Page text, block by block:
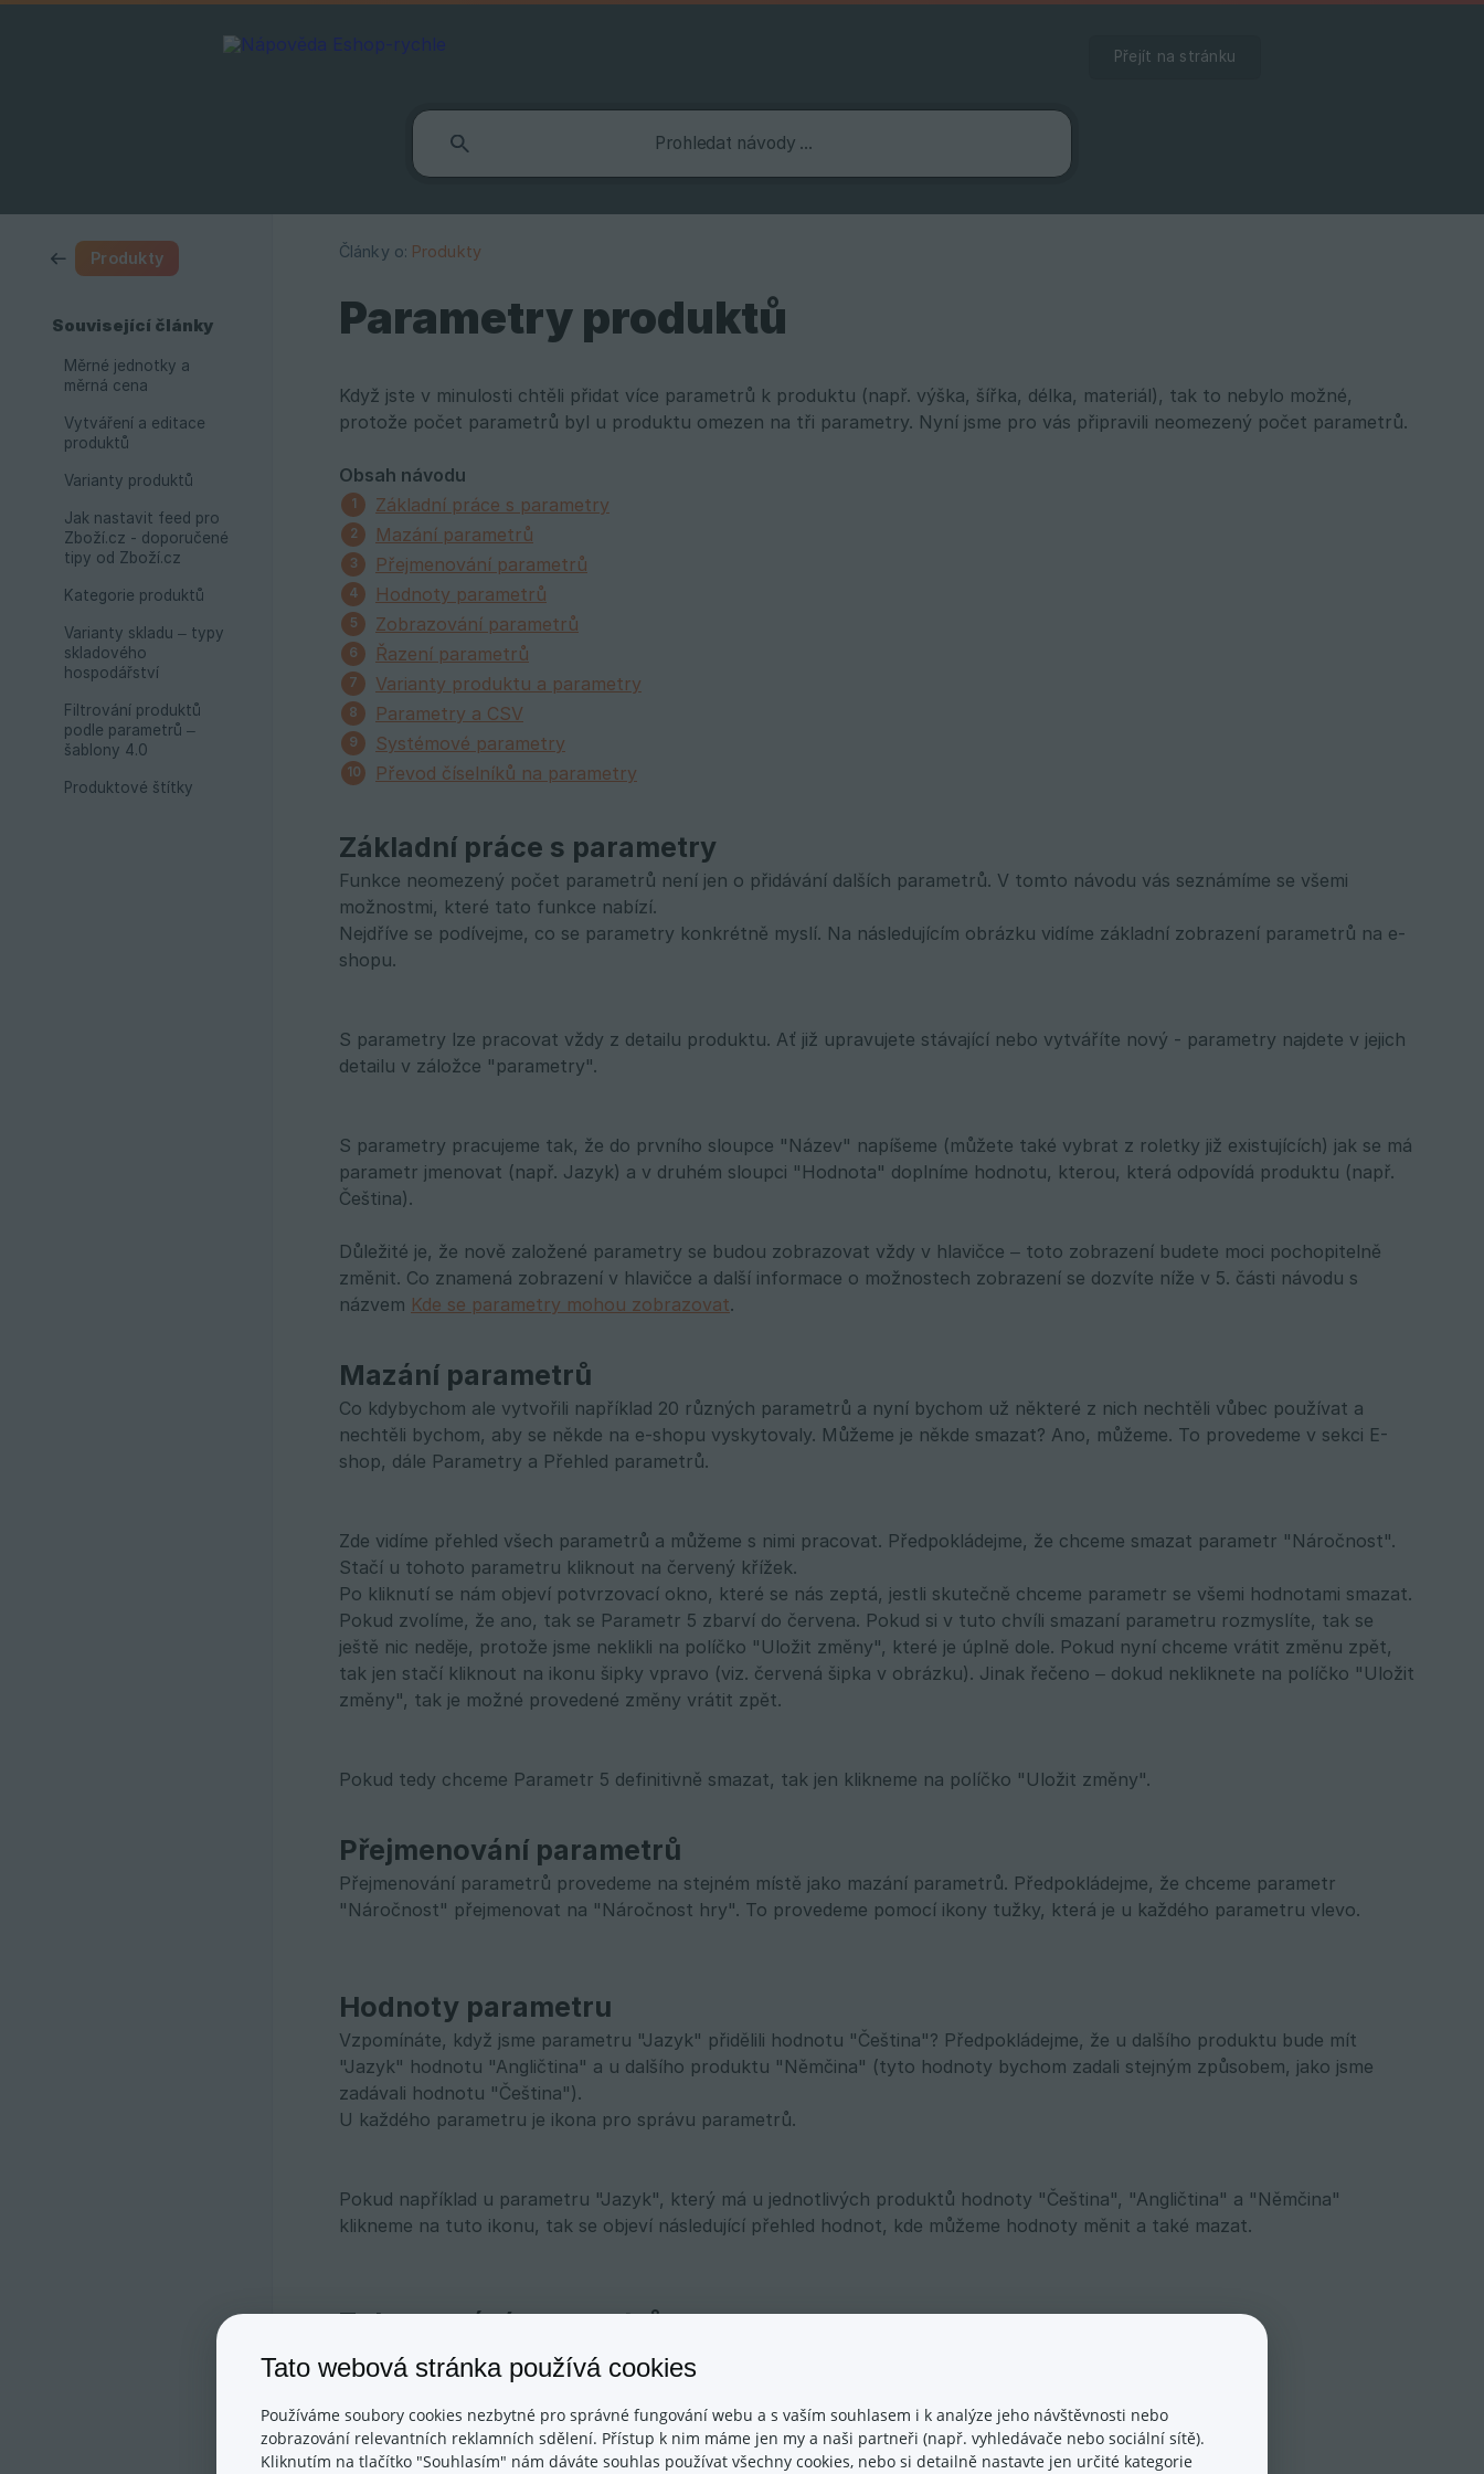
Přejít na stránku
Produkty
Související články
Měrné jednotky a
měrná cena
Vytváření a editace
produktů
Varianty produktů
Jak nastavit feed pro
Zboží.cz - doporučené
tipy od Zboží.cz
Kategorie produktů
Varianty skladu – typy
skladového
hospodářství
Filtrování produktů
podle parametrů –
šablony 4.0
Produktové štítky
Články o: Produkty
Parametry produktů
Když jste v minulosti chtěli přidat více parametrů k produktu (např. výška, šířka, délka, materiál), tak to nebylo možné,
protože počet parametrů byl u produktu omezen na tři parametry. Nyní jsme pro vás připravili neomezený počet parametrů.
Obsah návodu
Základní práce s parametry
Mazání parametrů
Přejmenování parametrů
Hodnoty parametrů
Zobrazování parametrů
Řazení parametrů
Varianty produktu a parametry
Parametry a CSV
Systémové parametry
Převod číselníků na parametry
Základní práce s parametry
Funkce neomezený počet parametrů není jen o přidávání dalších parametrů. V tomto návodu vás seznámíme se všemi
možnostmi, které tato funkce nabízí.
Nejdříve se podívejme, co se parametry konkrétně myslí. Na následujícím obrázku vidíme základní zobrazení parametrů na e-
shopu.
S parametry lze pracovat vždy z detailu produktu. Ať již upravujete stávající nebo vytváříte nový - parametry najdete v jejich
detailu v záložce "parametry".
S parametry pracujeme tak, že do prvního sloupce "Název" napíšeme (můžete také vybrat z roletky již existujících) jak se má
parametr jmenovat (např. Jazyk) a v druhém sloupci "Hodnota" doplníme hodnotu, kterou, která odpovídá produktu (např.
Čeština).
Důležité je, že nově založené parametry se budou zobrazovat vždy v hlavičce – toto zobrazení budete moci pochopitelně
změnit. Co znamená zobrazení v hlavičce a další informace o možnostech zobrazení se dozvíte níže v 5. části návodu s
názvem Kde se parametry mohou zobrazovat.
Mazání parametrů
Co kdybychom ale vytvořili například 20 různých parametrů a nyní bychom už některé z nich nechtěli vůbec používat a
nechtěli bychom, aby se někde na e-shopu vyskytovaly. Můžeme je někde smazat? Ano, můžeme. To provedeme v sekci E-
shop, dále Parametry a Přehled parametrů.
Zde vidíme přehled všech parametrů a můžeme s nimi pracovat. Předpokládejme, že chceme smazat parametr "Náročnost".
Stačí u tohoto parametru kliknout na červený křížek.
Po kliknutí se nám objeví potvrzovací okno, které se nás zeptá, jestli skutečně chceme parametr se všemi hodnotami smazat.
Pokud zvolíme, že ano, tak se Parametr 5 zbarví do červena. Pokud si v tuto chvíli smazaní parametru rozmyslíte, tak se
ještě nic neděje, protože jsme neklikli na políčko "Uložit změny", které je úplně dole. Pokud nyní chceme vrátit změnu zpět,
tak jen stačí kliknout na ikonu šipky vpravo (viz. červená šipka v obrázku). Jinak řečeno – dokud nekliknete na políčko "Uložit
změny", tak je možné provedené změny vrátit zpět.
Pokud tedy chceme Parametr 5 definitivně smazat, tak jen klikneme na políčko "Uložit změny".
Přejmenování parametrů
Přejmenování parametrů provedeme na stejném místě jako mazání parametrů. Předpokládejme, že chceme parametr
"Náročnost" přejmenovat na "Náročnost hry". To provedeme pomocí ikony tužky, která je u každého parametru vlevo.
Hodnoty parametru
Vzpomínáte, když jsme parametru "Jazyk" přidělili hodnotu "Čeština"? Předpokládejme, že u dalšího produktu bude mít
"Jazyk" hodnotu "Angličtina" a u dalšího produktu "Němčina" (tyto hodnoty bychom zadali stejným způsobem, jako jsme
zadávali hodnotu "Čeština").
U každého parametru je ikona pro správu parametrů.
Pokud například u parametru "Jazyk", který má u jednotlivých produktů hodnoty "Čeština", "Angličtina" a "Němčina"
klikneme na tuto ikonu, tak se objeví následující přehled hodnot, kde můžeme hodnoty měnit a také mazat.
Zobrazování parametrů
Nyní máme k dispozici i nastavení toho, kde se mají parametry zobrazovat. Jsou celkem 4 možnosti:
nad specifikací,
pod specifikací,
Tato webová stránka používá cookies
Používáme soubory cookies nezbytné pro správné fungování webu a s vaším souhlasem i k analýze jeho návštěvnosti nebo
zobrazování relevantních reklamních sdělení. Přístup k nim máme jen my a naši partneři (např. vyhledávače nebo sociální sítě).
Kliknutím na tlačítko "Souhlasím" nám dáváte souhlas používat všechny cookies, nebo si detailně nastavte jen určité kategorie